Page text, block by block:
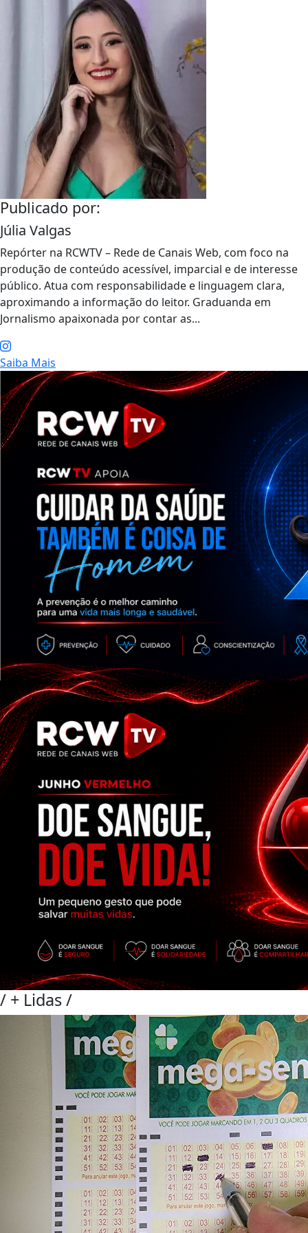
Publicado por:
Júlia Valgas
Repórter na RCWTV – Rede de Canais Web, com foco na
produção de conteúdo acessível, imparcial e de interesse
público. Atua com responsabilidade e linguagem clara,
aproximando a informação do leitor. Graduanda em
Jornalismo apaixonada por contar as...
Saiba Mais
/ + Lidas/